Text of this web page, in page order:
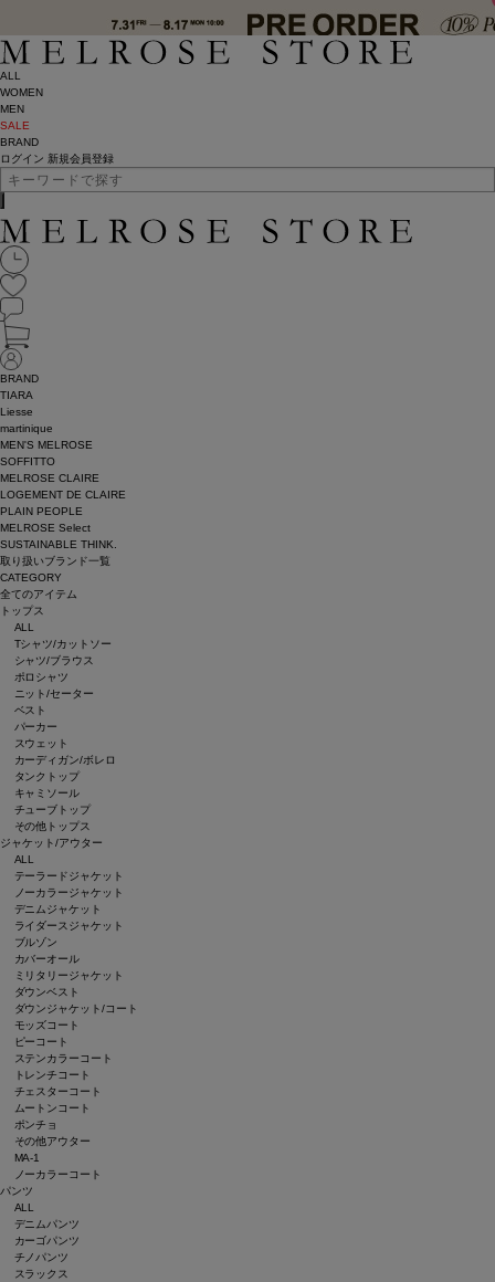
ALL
WOMEN
MEN
SALE
BRAND
ログイン 新規会員登録
BRAND
TIARA
Liesse
martinique
MEN'S MELROSE
SOFFITTO
MELROSE CLAIRE
LOGEMENT DE CLAIRE
PLAIN PEOPLE
MELROSE Select
SUSTAINABLE THINK.
取り扱いブランド一覧
CATEGORY
全てのアイテム
トップス
ALL
Tシャツ/カットソー
シャツ/ブラウス
ポロシャツ
ニット/セーター
ベスト
パーカー
スウェット
カーディガン/ボレロ
タンクトップ
キャミソール
チューブトップ
その他トップス
ジャケット/アウター
ALL
テーラードジャケット
ノーカラージャケット
デニムジャケット
ライダースジャケット
ブルゾン
カバーオール
ミリタリージャケット
ダウンベスト
ダウンジャケット/コート
モッズコート
ピーコート
ステンカラーコート
トレンチコート
チェスターコート
ムートンコート
ポンチョ
その他アウター
MA-1
ノーカラーコート
パンツ
ALL
デニムパンツ
カーゴパンツ
チノパンツ
スラックス